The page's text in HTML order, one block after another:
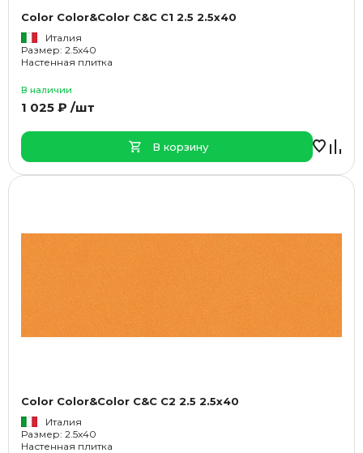
Color Color&Color C&C C1 2.5 2.5x40
Италия
Размер: 2.5x40
Настенная плитка
В наличии
1 025 ₽ /шт
В корзину
Color Color&Color C&C C2 2.5 2.5x40
Италия
Размер: 2.5x40
Настенная плитка